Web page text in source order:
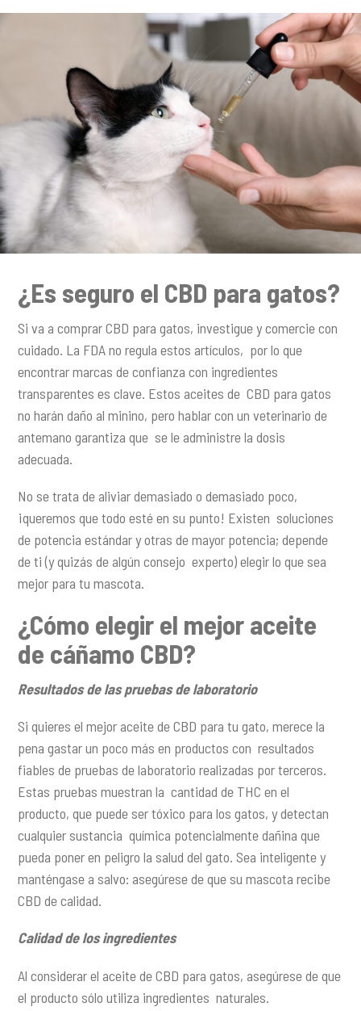
¿Es seguro el CBD para gatos?
Si va a comprar CBD para gatos, investigue y comercie con
cuidado. La FDA no regula estos artículos, por lo que
encontrar marcas de confianza con ingredientes
transparentes es clave. Estos aceites de CBD para gatos
no harán daño al minino, pero hablar con un veterinario de
antemano garantiza que se le administre la dosis
adecuada.
No se trata de aliviar demasiado o demasiado poco,
¡queremos que todo esté en su punto! Existen soluciones
de potencia estándar y otras de mayor potencia; depende
de ti (y quizás de algún consejo experto) elegir lo que sea
mejor para tu mascota.
¿Cómo elegir el mejor aceite
de cáñamo CBD?
Resultados de las pruebas de laboratorio
Si quieres el mejor aceite de CBD para tu gato, merece la
pena gastar un poco más en productos con resultados
fiables de pruebas de laboratorio realizadas por terceros.
Estas pruebas muestran la cantidad de THC en el
producto, que puede ser tóxico para los gatos, y detectan
cualquier sustancia química potencialmente dañina que
pueda poner en peligro la salud del gato. Sea inteligente y
manténgase a salvo: asegúrese de que su mascota recibe
CBD de calidad.
Calidad de los ingredientes
Al considerar el aceite de CBD para gatos, asegúrese de que
el producto sólo utiliza ingredientes naturales.